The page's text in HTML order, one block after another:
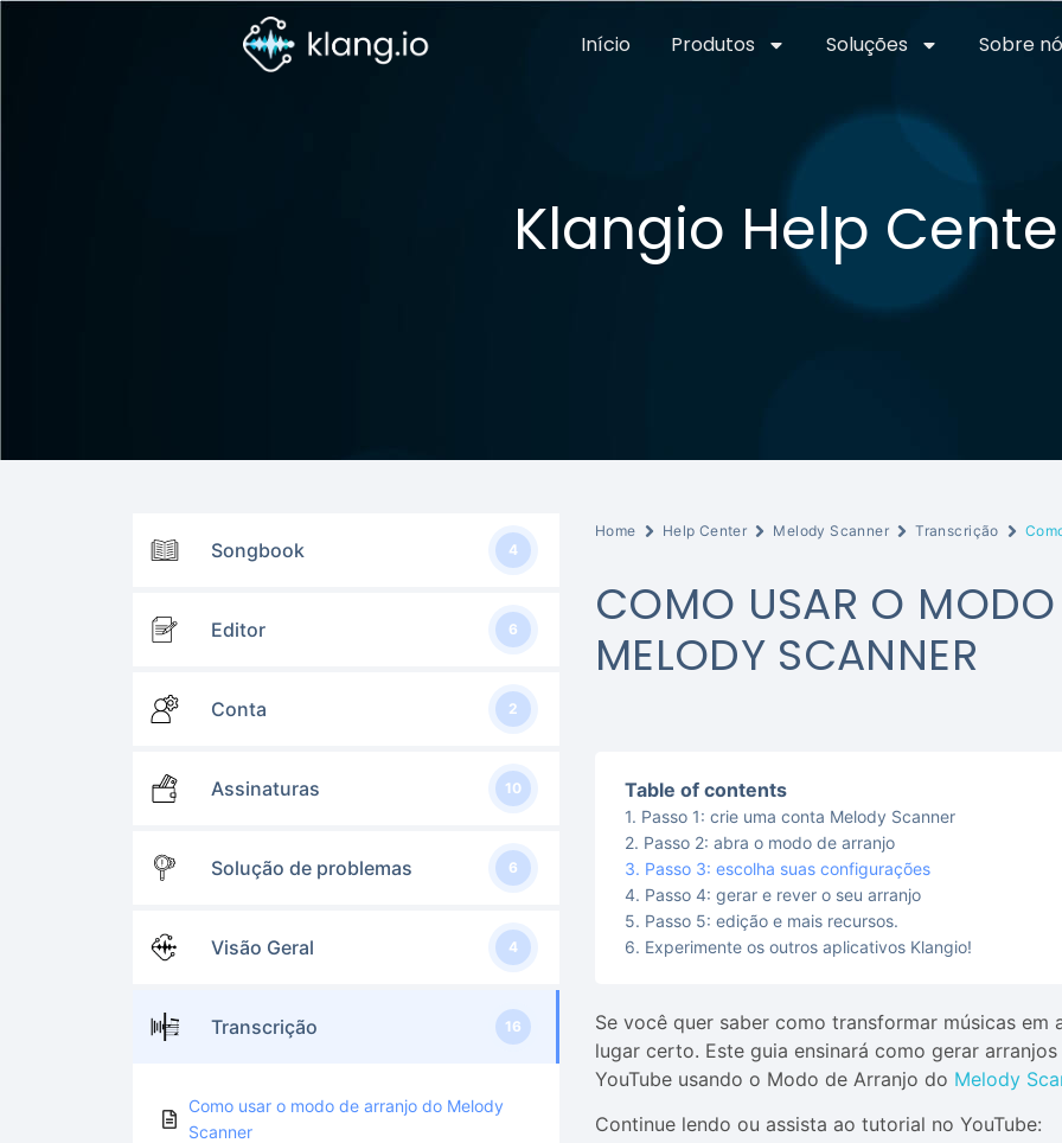
Início Produtos Soluções Sobre
Klangio Help
Songbook 4
Editor 6
Conta 2
Assinaturas 10
Solução de problemas 6
Visão Geral 4
Transcrição 16
Como usar o modo de arranjo do Melody
Scanner
Home Help Center Melody Scanner Transcrição
COMO USAR O
MELODY SCANNER
Table of contents
Passo 1: crie uma conta Melody Scanner
Passo 2: abra o modo de arranjo
Passo 3: escolha suas configurações
Passo 4: gerar e rever o seu arranjo
Passo 5: edição e mais recursos.
Experimente os outros aplicativos Klangio!
Se você quer saber como transformar músicas
lugar certo. Este guia ensinará como gerar
YouTube usando o Modo de Arranjo do Melody
Continue lendo ou assista ao tutorial no YouTube: